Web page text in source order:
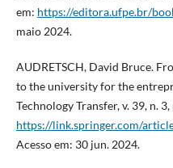
em: https://editora.ufpe.br/
maio 2024.
AUDRETSCH, David Bruce.
to the university for the
Technology Transfer, v. 39, n.
https://link.springer.com/
Acesso em: 30 jun. 2024.